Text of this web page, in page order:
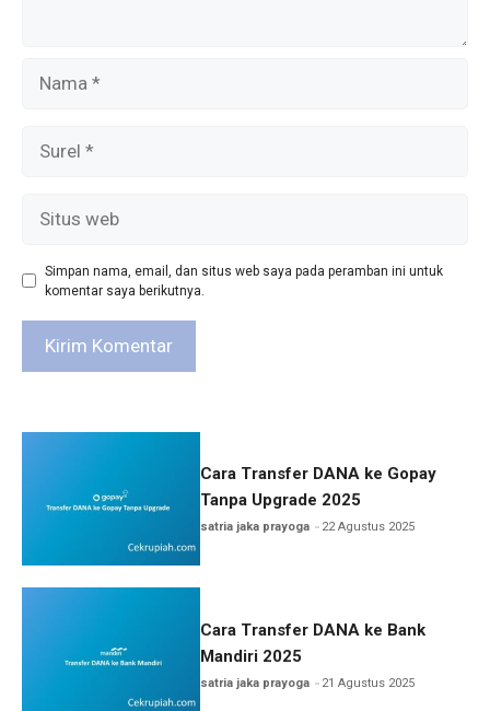
web
Simpan nama, email, dan situs web saya pada peramban ini untuk
komentar saya berikutnya.
Cara Transfer DANA ke Gopay
Tanpa Upgrade 2025
satria jaka prayoga 22 Agustus 2025
Cara Transfer DANA ke Bank
Mandiri 2025
satria jaka prayoga 21 Agustus 2025